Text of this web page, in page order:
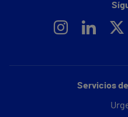
Servicios